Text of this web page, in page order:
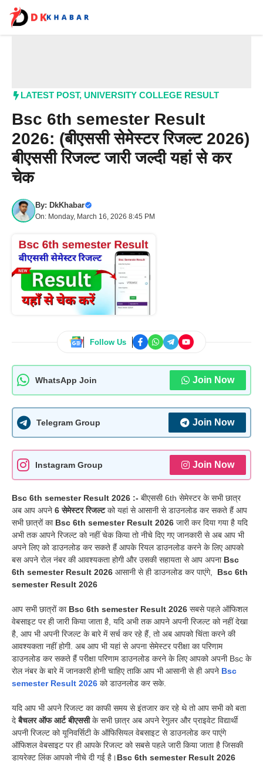
content
LATEST POST, UNIVERSITY COLLEGE RESULT
Bsc 6th semester Result
2026: (बीएससी सेमेस्टर रिजल्ट 2026)
बीएससी रिजल्ट जारी जल्दी यहां से कर
चेक
By: DkKhabar
On: Monday, March 16, 2026 8:45 PM
Follow Us
WhatsApp Join Join Now
Telegram Group Join Now
Instagram Group Join Now
Bsc 6th semester Result 2026 :- बीएससी 6th सेमेस्टर के सभी छात्र
अब आप अपने 6 सेमेस्टर रिजल्टको यहां से आसानी से डाउनलोड कर सकते हैं आप
सभी छात्रों का Bsc 6th semester Result 2026 जारी कर दिया गया है यदि
अभी तक आपने रिजल्ट को नहीं चेक किया तो नीचे दिए गए जानकारी से अब आप भी
अपने लिए को डाउनलोड कर सकते हैं आपके रियल डाउनलोड करने के लिए आपको
बस अपने रोल नंबर की आवश्यकता होगी और उसकी सहायता से आप अपना Bsc
6th semester Result 2026 आसानी से ही डाउनलोड कर पाएंगे, Bsc 6th
semester Result 2026
आप सभी छात्रों का Bsc 6th semester Result 2026 सबसे पहले ऑफिशल
वेबसाइट पर ही जारी किया जाता है, यदि अभी तक आपने अपनी रिजल्ट को नहीं देखा
है, आप भी अपनी रिजल्ट के बारे में सर्च कर रहे हैं, तो अब आपको चिंता करने की
आवश्यकता नहीं होगी. अब आप भी यहां से अपना सेमेस्टर परीक्षा का परिणाम
डाउनलोड कर सकते हैं परीक्षा परिणाम डाउनलोड करने के लिए आपको अपनी Bsc के
रोल नंबर के बारे में जानकारी होनी चाहिए ताकि आप भी आसानी से ही अपने Bsc
semester Result 2026 को डाउनलोड कर सके.
यदि आप भी अपने रिजल्ट का काफी समय से इंतजार कर रहे थे तो आप सभी को बता
देबैचलर ऑफ आर्ट बीएससीके सभी छात्र अब अपने रेगुलर और प्राइवेट विद्यार्थी
अपनी रिजल्ट को यूनिवर्सिटी के ऑफिसियल वेबसाइट से डाउनलोड कर पाएंगे
ऑफिशल वेबसाइट पर ही आपके रिजल्ट को सबसे पहले जारी किया जाता है जिसकी
डायरेक्ट लिंक आपको नीचे दी गई है।Bsc 6th semester Result 2026